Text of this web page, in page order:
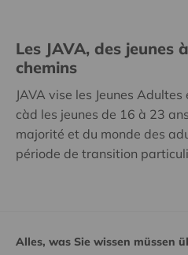
Les JAVA, des jeunes
chemins
JAVA vise les Jeunes
càd les jeunes de 16 à 23
majorité et du monde des
période de transition
Alles, was Sie wissen müssen